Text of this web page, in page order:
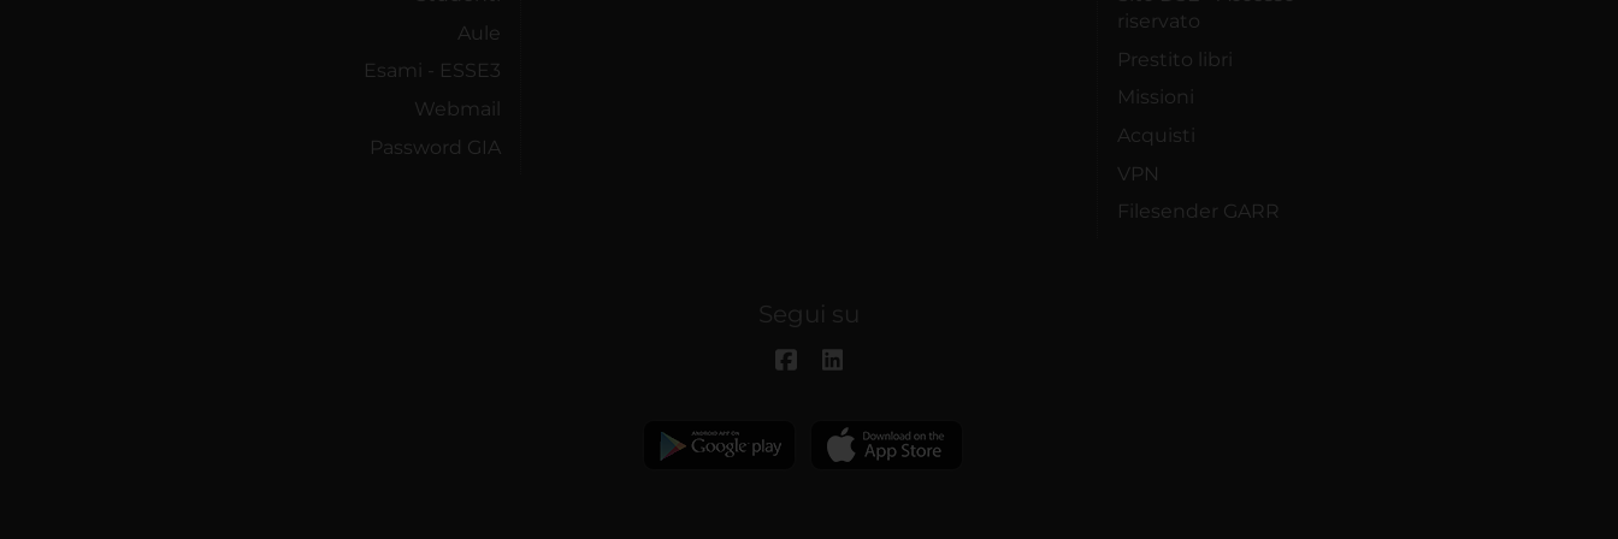
Aule
Esami - ESSE3
Webmail
Password GIA
riservato
Prestito libri
Missioni
Acquisti
VPN
Filesender GARR
Segui su